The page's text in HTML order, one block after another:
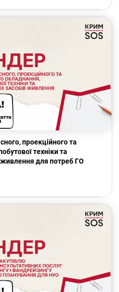
проекційного та
техніки та
живлення для потреб ГО